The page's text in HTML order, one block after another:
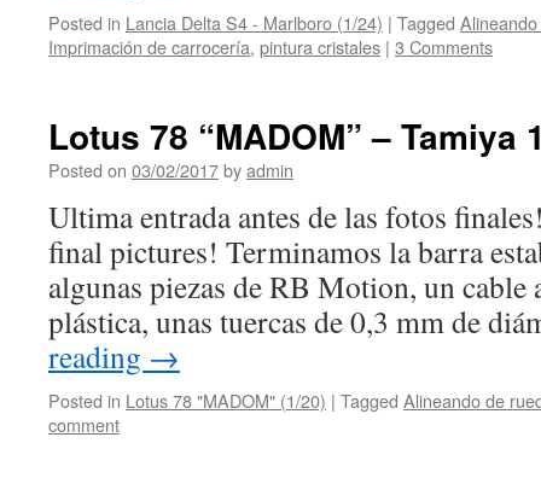
Posted in Lancia Delta S4 - Marlboro (1/24) | Tagged
Imprimación de carrocería, pintura cristales | 3 Comments
Lotus 78 “MADOM” – Tamiya
Posted on 03/02/2017byadmin
Ultima entrada antes de las fotos
final pictures! Terminamos la barra
algunas piezas de RB Motion, un cable
plástica, unas tuercas de 0,3 mm de
reading →
Posted in Lotus 78 "MADOM" (1/20) | Tagged Alineando de
comment